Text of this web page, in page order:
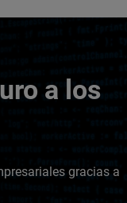
a los
gracias a